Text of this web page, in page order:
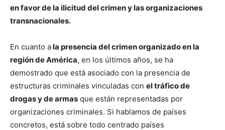
en favor de la ilicitud del crimen y las organizaciones
transnacionales.
En cuanto ala presencia del crimen organizado en la
región de América, en los últimos años, se ha
demostrado que está asociado con la presencia de
estructuras criminales vinculadas con el tráfico de
drogas y de armas que están representadas por
organizaciones criminales. Si hablamos de países
concretos, está sobre todo centrado países